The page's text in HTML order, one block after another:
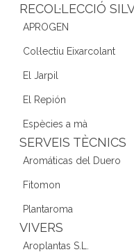
RECOL·LECCIÓ
APROGEN
Col·lectiu Eixarcolant
El Jarpil
El Repión
Espècies a mà
SERVEIS TÈCNICS
Aromáticas del Duero
Fitomon
Plantaroma
VIVERS
Aroplantas S.L.